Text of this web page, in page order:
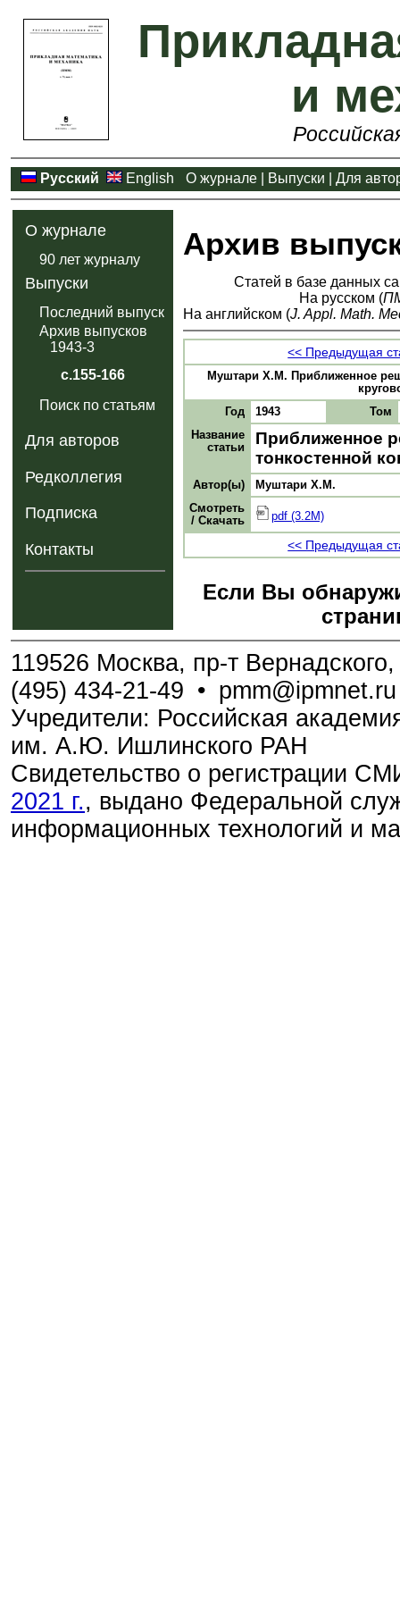
и
Русский English О журнале Выпуски Для
О журнале
90 лет журналу
Выпуски
Последний выпуск
Архив выпусков
1943-3
с.155-166
Поиск по статьям
Для авторов
Редколлегия
Подписка
Контакты
Архив
Статей в базе данных
На русском (
На английском (J. Appl. Math.
<< Предыдущая
Муштари X.М. Приближенное
Год
1943
Том
Название
статьи
Приближенное
тонкостенной
Автор(ы)
Муштари X.М.
Смотреть
/ Скачать
pdf (3.2M)
<< Предыдущая
Если Вы
119526 Москва, пр-т
(495) 434-21-49 • pmm@ipmnet.ru
Учредители: Российская
им. А.Ю. Ишлинского РАН
Свидетельство о регистрации
2021 г., выдано Федеральной
информационных технологий и